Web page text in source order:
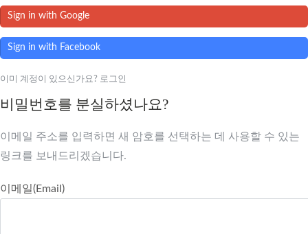
Sign in with Google
Sign in with Facebook
이미 계정이 있으신가요? 로그인
비밀번호를 분실하셨나요?
이메일 주소를 입력하면 새 암호를 선택하는 데 사용할 수 있는
링크를 보내드리겠습니다.
이메일(Email)